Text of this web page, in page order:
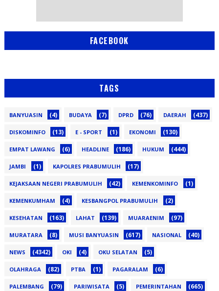
FACEBOOK
TAGS
BANYUASIN (4) BUDAYA (7) DPRD (76) DAERAH (437)
DISKOMINFO (13) E - SPORT (1) EKONOMI (130)
EMPAT LAWANG (6) HEADLINE (186) HUKUM (444)
JAMBI (1) KAPOLRES PRABUMULIH (17)
KEJAKSAAN NEGERI PRABUMULIH (42) KEMENKOMINFO (1)
KEMENKUMHAM (4) KESBANGPOL PRABUMULIH (2)
KESEHATAN (163) LAHAT (139) MUARAENIM (97)
MURATARA (8) MUSI BANYUASIN (617) NASIONAL (40)
NEWS (4342) OKI (4) OKU SELATAN (5)
OLAHRAGA (82) PTBA (1) PAGARALAM (6)
PALEMBANG (79) PARIWISATA (5) PEMERINTAHAN (665)